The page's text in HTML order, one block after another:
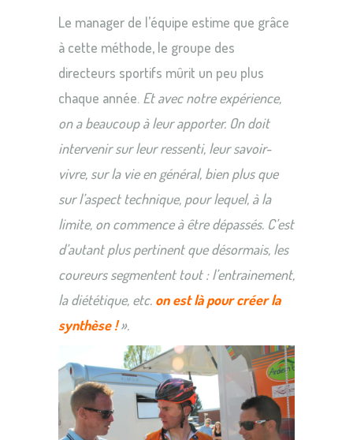
Le manager de l’équipe estime que grâce
à cette méthode, le groupe des
directeurs sportifs mûrit un peu plus
chaque année. Et avec notre expérience,
on a beaucoup à leur apporter. On doit
intervenir sur leur ressenti, leur savoir-
vivre, sur la vie en général, bien plus que
sur l’aspect technique, pour lequel, à la
limite, on commence à être dépassés. C’est
d’autant plus pertinent que désormais, les
coureurs segmentent tout : l’entrainement,
la diététique, etc. on est là pour créer la
synthèse !».